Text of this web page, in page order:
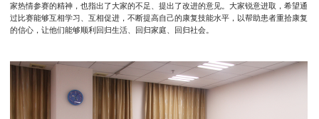
家热情参赛的精神，也指出了大家的不足、提出了改进的意见。大家锐意进取，希望通
过比赛能够互相学习、互相促进，不断提高自己的康复技能水平，以帮助患者重拾康复
的信心，让他们能够顺利回归生活、回归家庭、回归社会。